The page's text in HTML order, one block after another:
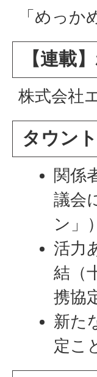
「めっ
【連載
株式会社
タウン
関係
議会
ン」）
活力
結（
携協
新た
定こ